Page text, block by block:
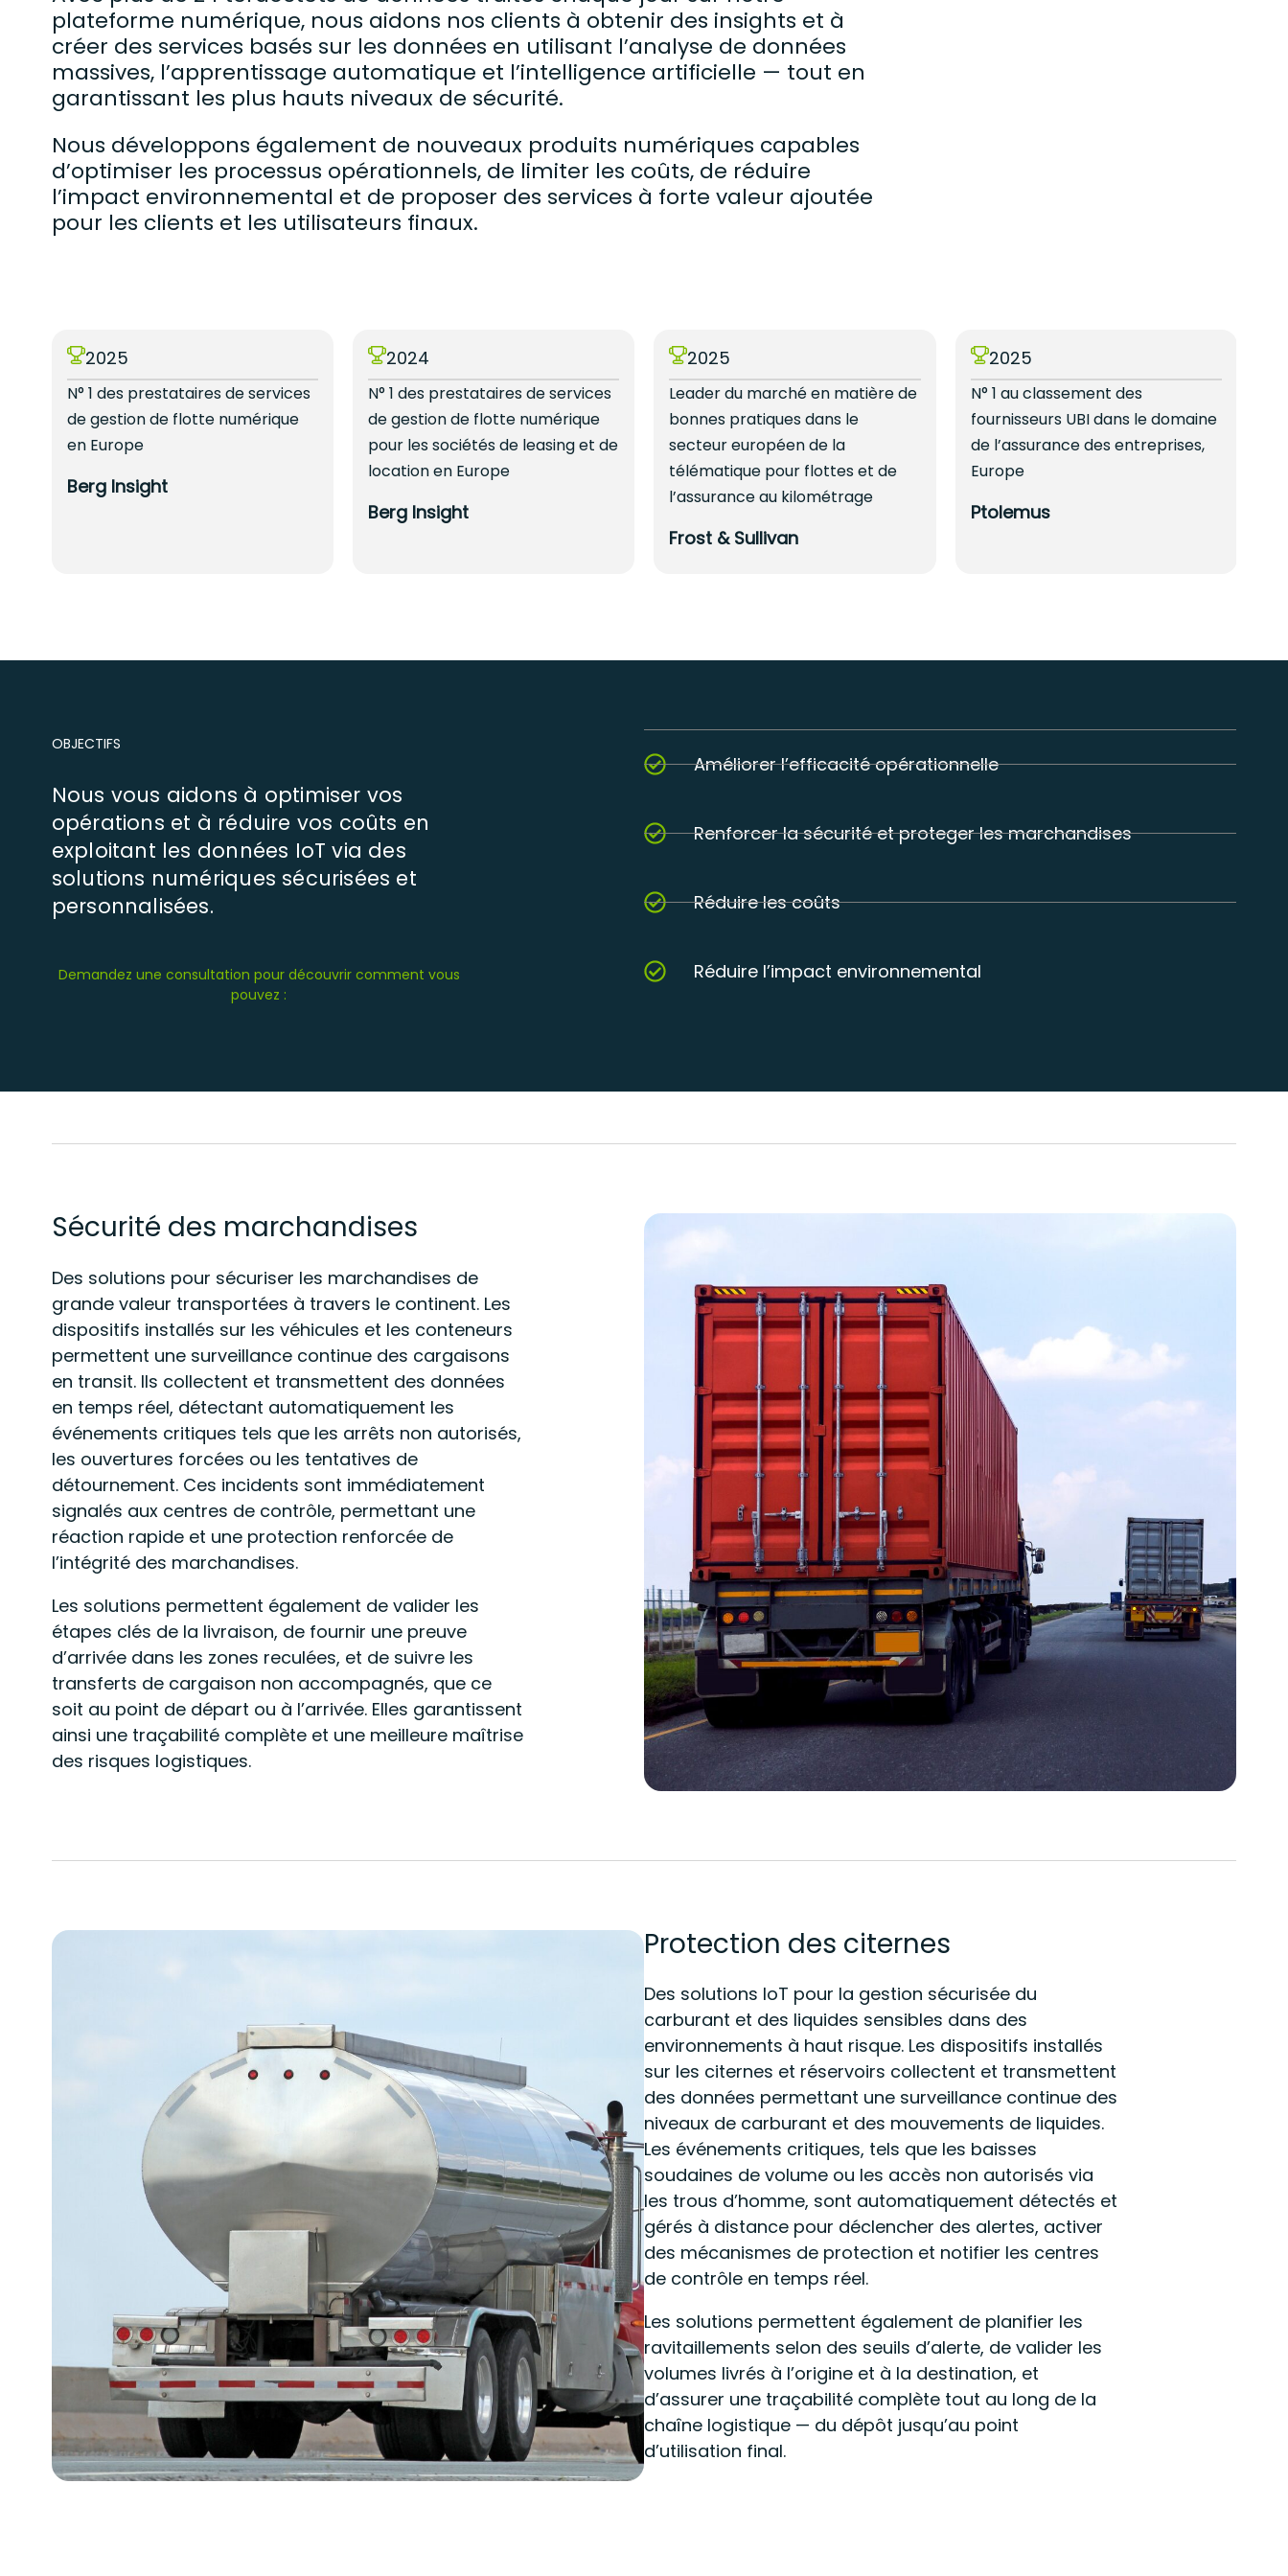
plateforme numérique, nous aidons nos clients à obtenir des insights et à
créer des services basés sur les données en utilisant l’analyse de données
massives, l’apprentissage automatique et l’intelligence artificielle — tout en
garantissant les plus hauts niveaux de sécurité.
Nous développons également de nouveaux produits numériques capables
d’optimiser les processus opérationnels, de limiter les coûts, de réduire
l’impact environnemental et de proposer des services à forte valeur ajoutée
pour les clients et les utilisateurs finaux.
2025
N° 1 des prestataires de services
de gestion de flotte numérique
en Europe
Berg Insight
2024
N° 1 des prestataires de services
de gestion de flotte numérique
pour les sociétés de leasing et de
location en Europe
Berg Insight
2025
Leader du marché en matière de
bonnes pratiques dans le
secteur européen de la
télématique pour flottes et de
l’assurance au kilométrage
Frost & Sullivan
2025
N° 1 au classement des
fournisseurs UBI dans le domaine
de l’assurance des entreprises,
Europe
Ptolemus
OBJECTIFS
Nous vous aidons à optimiser vos
opérations et à réduire vos coûts en
exploitant les données IoT via des
solutions numériques sécurisées et
personnalisées.
Demandez une consultation pour découvrir comment vous
pouvez :
Améliorer l’efficacité opérationnelle
Renforcer la sécurité et proteger les marchandises
Réduire les coûts
Réduire l’impact environnemental
Sécurité des marchandises
Des solutions pour sécuriser les marchandises de
grande valeur transportées à travers le continent. Les
dispositifs installés sur les véhicules et les conteneurs
permettent une surveillance continue des cargaisons
en transit. Ils collectent et transmettent des données
en temps réel, détectant automatiquement les
événements critiques tels que les arrêts non autorisés,
les ouvertures forcées ou les tentatives de
détournement. Ces incidents sont immédiatement
signalés aux centres de contrôle, permettant une
réaction rapide et une protection renforcée de
l’intégrité des marchandises.
Les solutions permettent également de valider les
étapes clés de la livraison, de fournir une preuve
d’arrivée dans les zones reculées, et de suivre les
transferts de cargaison non accompagnés, que ce
soit au point de départ ou à l’arrivée. Elles garantissent
ainsi une traçabilité complète et une meilleure maîtrise
des risques logistiques.
Protection des citernes
Des solutions IoT pour la gestion sécurisée du
carburant et des liquides sensibles dans des
environnements à haut risque. Les dispositifs installés
sur les citernes et réservoirs collectent et transmettent
des données permettant une surveillance continue des
niveaux de carburant et des mouvements de liquides.
Les événements critiques, tels que les baisses
soudaines de volume ou les accès non autorisés via
les trous d’homme, sont automatiquement détectés et
gérés à distance pour déclencher des alertes, activer
des mécanismes de protection et notifier les centres
de contrôle en temps réel.
Les solutions permettent également de planifier les
ravitaillements selon des seuils d’alerte, de valider les
volumes livrés à l’origine et à la destination, et
d’assurer une traçabilité complète tout au long de la
chaîne logistique — du dépôt jusqu’au point
d’utilisation final.